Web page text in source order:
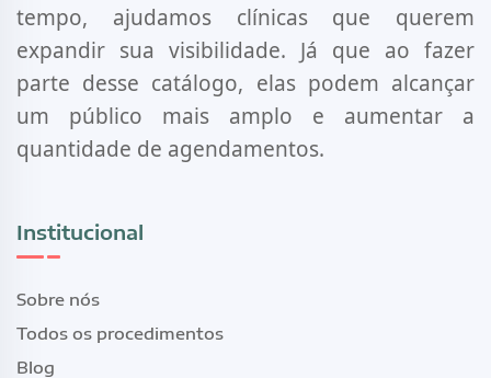
tempo, ajudamos clínicas que querem
expandir sua visibilidade. Já que ao fazer
parte desse catálogo, elas podem alcançar
um público mais amplo e aumentar a
quantidade de agendamentos.
Institucional
Sobre nós
Todos os procedimentos
Blog